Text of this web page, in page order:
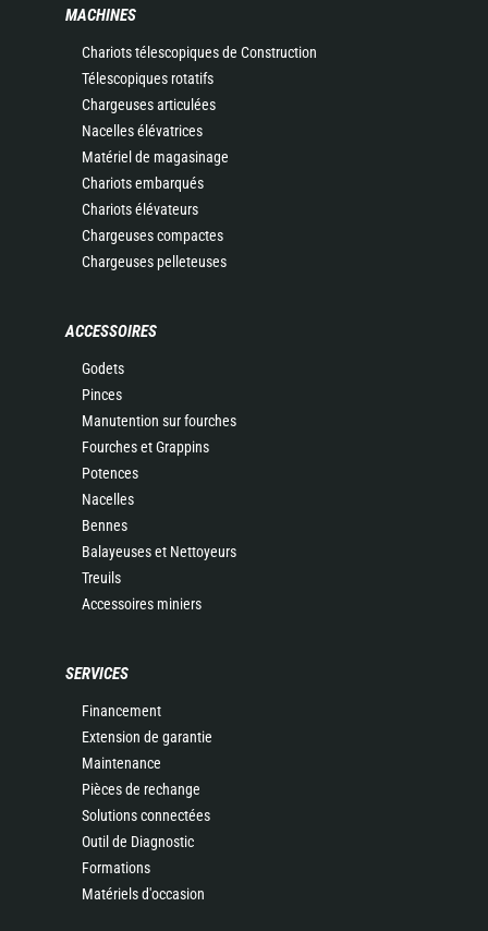
MACHINES
Chariots télescopiques de Construction
Télescopiques rotatifs
Chargeuses articulées
Nacelles élévatrices
Matériel de magasinage
Chariots embarqués
Chariots élévateurs
Chargeuses compactes
Chargeuses pelleteuses
ACCESSOIRES
Godets
Pinces
Manutention sur fourches
Fourches et Grappins
Potences
Nacelles
Bennes
Balayeuses et Nettoyeurs
Treuils
Accessoires miniers
SERVICES
Financement
Extension de garantie
Maintenance
Pièces de rechange
Solutions connectées
Outil de Diagnostic
Formations
Matériels d'occasion